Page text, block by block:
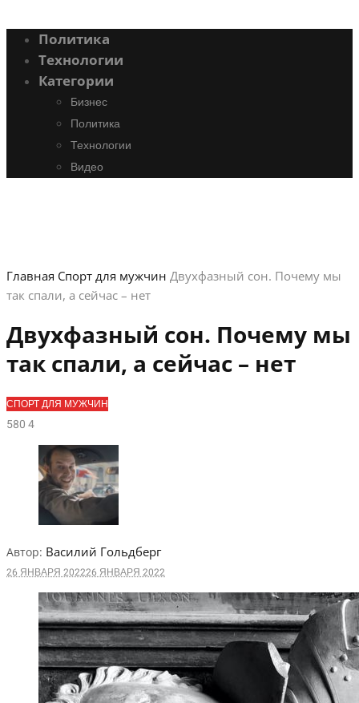
Политика
Технологии
Категории
Бизнес
Политика
Технологии
Видео
Главная Спорт для мужчин Двухфазный сон. Почему мы
так спали, а сейчас – нет
Двухфазный сон. Почему мы
так спали, а сейчас – нет
СПОРТ ДЛЯ МУЖЧИН
5804
Автор: Василий Гольдберг
26 ЯНВАРЯ 202226 ЯНВАРЯ 2022